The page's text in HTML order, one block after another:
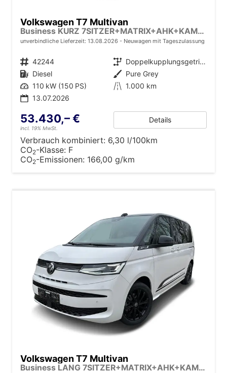
Volkswagen T7 Multivan
Business KURZ 7SITZER+MATRIX+AHK+KAMERA+SHZ+17" ALU
unverbindliche Lieferzeit: 13.08.2026 Neuwagen mit Tageszulassung
Fahrzeugnr. 42244 Getriebe
Doppelkupplungsgetriebe (DSG)
Kraftstoff Diesel Außenfarbe Pure Grey
Leistung 110 kW (150 PS) Kilometerstand 1.000 km
13.07.2026
53.430,– €
incl. 19% MwSt.
Details
Verbrauch kombiniert: 6,30 l/100km
CO2-Klasse: F
CO2-Emissionen: 166,00 g/km
Volkswagen T7 Multivan
Business LANG 7SITZER+MATRIX+AHK+KAMERA+SHZ+17" ALU